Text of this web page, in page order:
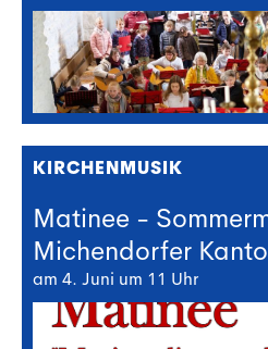
KIRCHENMUSIK
Matinee -
Michendorfer
am 4. Juni um 11 Uhr